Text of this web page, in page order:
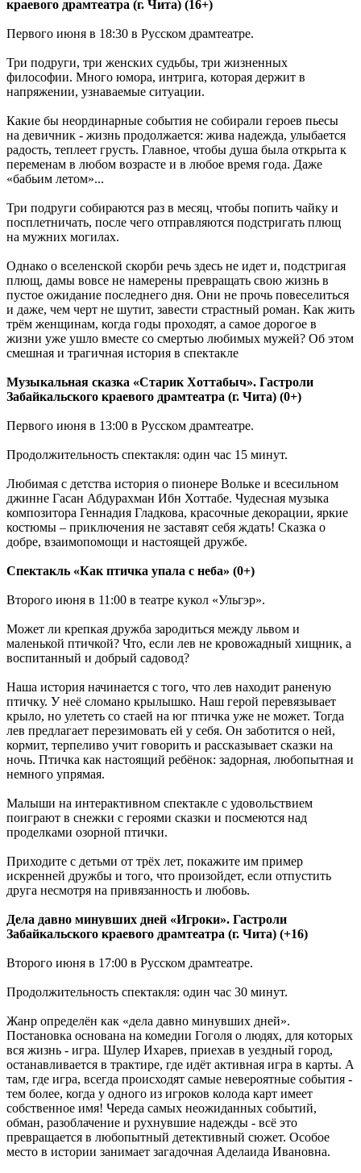
краевого драмтеатра (г. Чита) (16+)
Первого июня в 18:30 в Русском драмтеатре.
Три подруги, три женских судьбы, три жизненных
философии. Много юмора, интрига, которая держит в
напряжении, узнаваемые ситуации.
Какие бы неординарные события не собирали героев пьесы
на девичник - жизнь продолжается: жива надежда, улыбается
радость, теплеет грусть. Главное, чтобы душа была открыта к
переменам в любом возрасте и в любое время года. Даже
«бабьим летом»...
Три подруги собираются раз в месяц, чтобы попить чайку и
посплетничать, после чего отправляются подстригать плющ
на мужних могилах.
Однако о вселенской скорби речь здесь не идет и, подстригая
плющ, дамы вовсе не намерены превращать свою жизнь в
пустое ожидание последнего дня. Они не прочь повеселиться
и даже, чем черт не шутит, завести страстный роман. Как жить
трём женщинам, когда годы проходят, а самое дорогое в
жизни уже ушло вместе со смертью любимых мужей? Об этом
смешная и трагичная история в спектакле
Музыкальная сказка «Старик Хоттабыч». Гастроли
Забайкальского краевого драмтеатра (г. Чита) (0+)
Первого июня в 13:00 в Русском драмтеатре.
Продолжительность спектакля: один час 15 минут.
Любимая с детства история о пионере Вольке и всесильном
джинне Гасан Абдурахман Ибн Хоттабе. Чудесная музыка
композитора Геннадия Гладкова, красочные декорации, яркие
костюмы – приключения не заставят себя ждать! Сказка о
добре, взаимопомощи и настоящей дружбе.
Спектакль «Как птичка упала с неба» (0+)
Второго июня в 11:00 в театре кукол «Ульгэр».
Может ли крепкая дружба зародиться между львом и
маленькой птичкой? Что, если лев не кровожадный хищник, а
воспитанный и добрый садовод?
Наша история начинается с того, что лев находит раненую
птичку. У неё сломано крылышко. Наш герой перевязывает
крыло, но улететь со стаей на юг птичка уже не может. Тогда
лев предлагает перезимовать ей у себя. Он заботится о ней,
кормит, терпеливо учит говорить и рассказывает сказки на
ночь. Птичка как настоящий ребёнок: задорная, любопытная и
немного упрямая.
Малыши на интерактивном спектакле с удовольствием
поиграют в снежки с героями сказки и посмеются над
проделками озорной птички.
Приходите с детьми от трёх лет, покажите им пример
искренней дружбы и того, что произойдет, если отпустить
друга несмотря на привязанность и любовь.
Дела давно минувших дней «Игроки». Гастроли
Забайкальского краевого драмтеатра (г. Чита) (+16)
Второго июня в 17:00 в Русском драмтеатре.
Продолжительность спектакля: один час 30 минут.
Жанр определён как «дела давно минувших дней».
Постановка основана на комедии Гоголя о людях, для которых
вся жизнь - игра. Шулер Ихарев, приехав в уездный город,
останавливается в трактире, где идёт активная игра в карты. А
там, где игра, всегда происходят самые невероятные события -
тем более, когда у одного из игроков колода карт имеет
собственное имя! Череда самых неожиданных событий,
обман, разоблачение и рухнувшие надежды - всё это
превращается в любопытный детективный сюжет. Особое
место в истории занимает загадочная Аделаида Ивановна.